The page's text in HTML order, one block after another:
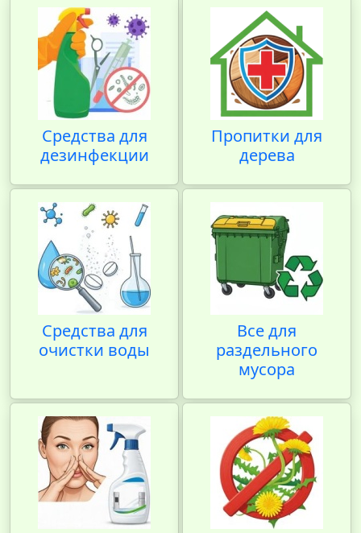
Средства для
дезинфекции
Пропитки для
дерева
Средства для
очистки воды
Все для
раздельного
мусора